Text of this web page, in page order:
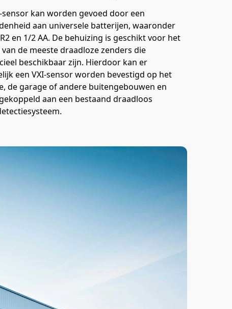
sensor kan worden gevoed door een
aan universele batterijen, waaronder
en 1/2 AA. De behuizing is geschikt voor het
de meeste draadloze zenders die
beschikbaar zijn. Hierdoor kan er
een VXI-sensor worden bevestigd op het
de garage of andere buitengebouwen en
aan een bestaand draadloos